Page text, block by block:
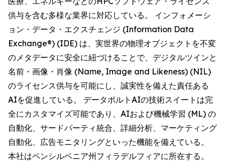
供与を含む多様な業界に対応している。 インフォメーシ
ョン・データ・エクスチェンジ (Information Data
Exchange®) (IDE) は、実世界の物理オブジェクトを不変
のメタデータに安全に紐づけることで、デジタルツインと
名前・画像・肖像 (Name, Image and Likeness) (NIL)
のライセンス供与を可能にし、誠実性を備えた責任ある
AIを促進している。 データボルトAIの技術スイートは完
全にカスタマイズ可能であり、AIおよび機械学習 (ML) の
自動化、サードパーティ統合、詳細分析、マーケティング
自動化、広告モニタリングといった機能を備えている。
本社はペンシルベニア州フィラデルフィアに所在する。